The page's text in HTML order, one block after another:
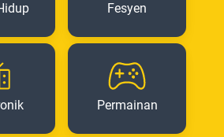
Fesyen
Permainan